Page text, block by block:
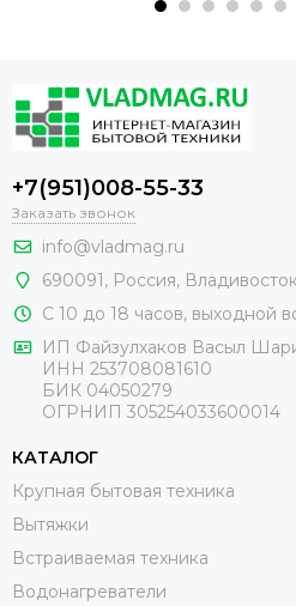
+7(951)008-55-33
Заказать звонок
info@vladmag.ru
690091, Россия,
С 10 до 18 часов, выходной
ИП Файзулхаков Васыл
ИНН 253708081610
БИК 04050279
ОГРНИП 305254033600014
КАТАЛОГ
Крупная бытовая техника
Вытяжки
Встраиваемая техника
Водонагреватели